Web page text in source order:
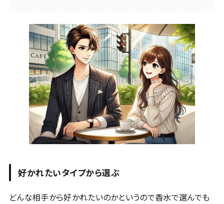
好かれたいタイプから選ぶ
どんな相手から好かれたいのかというので香水で選んでも